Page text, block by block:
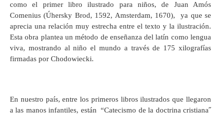
como el primer libro ilustrado para niños, de Juan Amós
Comenius (Úhersky Brod, 1592, Amsterdam, 1670), ya que se
aprecia una relación muy estrecha entre el texto y la ilustración.
Esta obra plantea un método de enseñanza del latín como lengua
viva, mostrando al niño el mundo a través de 175 xilografías
firmadas por Chodowiecki.
En nuestro país, entre los primeros libros ilustrados que llegaron
a las manos infantiles, están “Catecismo de la doctrina cristiana˝